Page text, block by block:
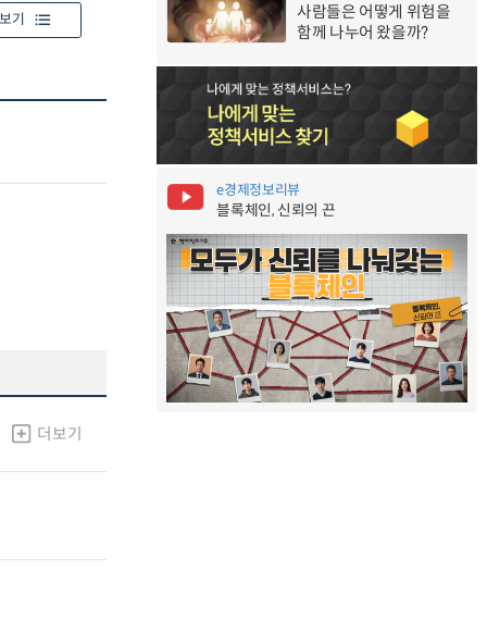
기
더보기
사람들은 어떻게 위험을
함께 나누어 왔을까?
e경제정보리뷰
블록체인, 신뢰의 끈